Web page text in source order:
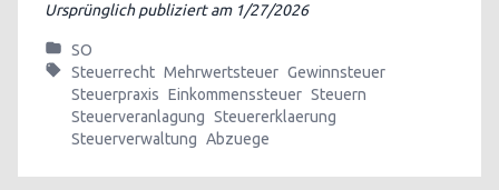
Ursprünglich publiziert am 1/27/2026
SO
Steuerrecht Mehrwertsteuer Gewinnsteuer
Steuerpraxis Einkommenssteuer Steuern
Steuerveranlagung Steuererklaerung
Steuerverwaltung Abzuege